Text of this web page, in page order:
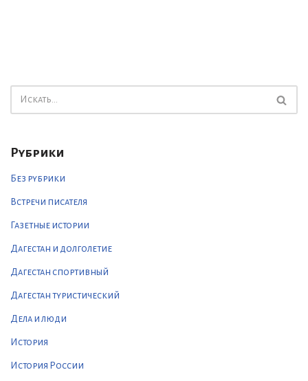
Рубрики
Без рубрики
Встречи писателя
Газетные истории
Дагестан и долголетие
Дагестан спортивный
Дагестан туристический
Дела и люди
История
История России